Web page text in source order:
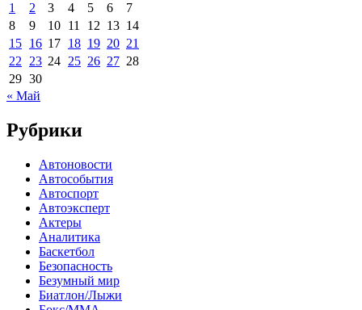
1
2 3 4 5 6
7
8
9 10 11 12 13 14
15 16 17 18 19 20 21
22 23 24 25 26 27 28
29 30
« Май
Рубрики
Автоновости
Автособытия
Автоспорт
Автоэксперт
Актеры
Аналитика
Баскетбол
Безопасность
Безумный мир
Биатлон/Лыжи